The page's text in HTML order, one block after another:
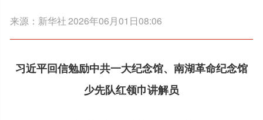
来源： 新华社2026年06月01日08:06
习近平回信勉励中共一大纪念馆、南湖革命纪念馆
少先队红领巾讲解员